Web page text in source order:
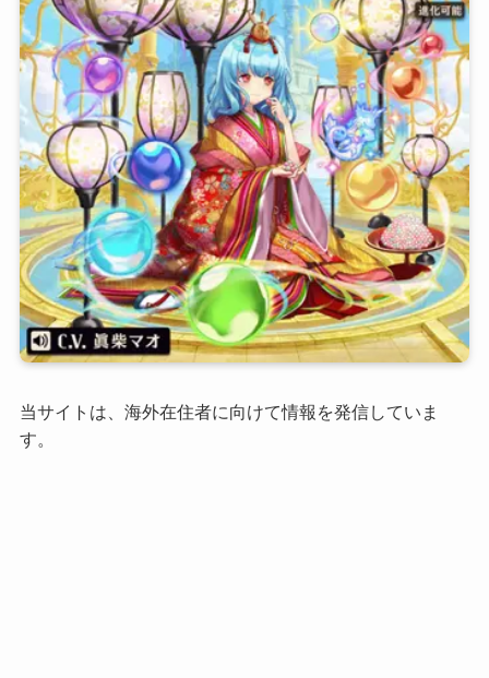
当サイトは、海外在住者に向けて情報を発信していま
す。